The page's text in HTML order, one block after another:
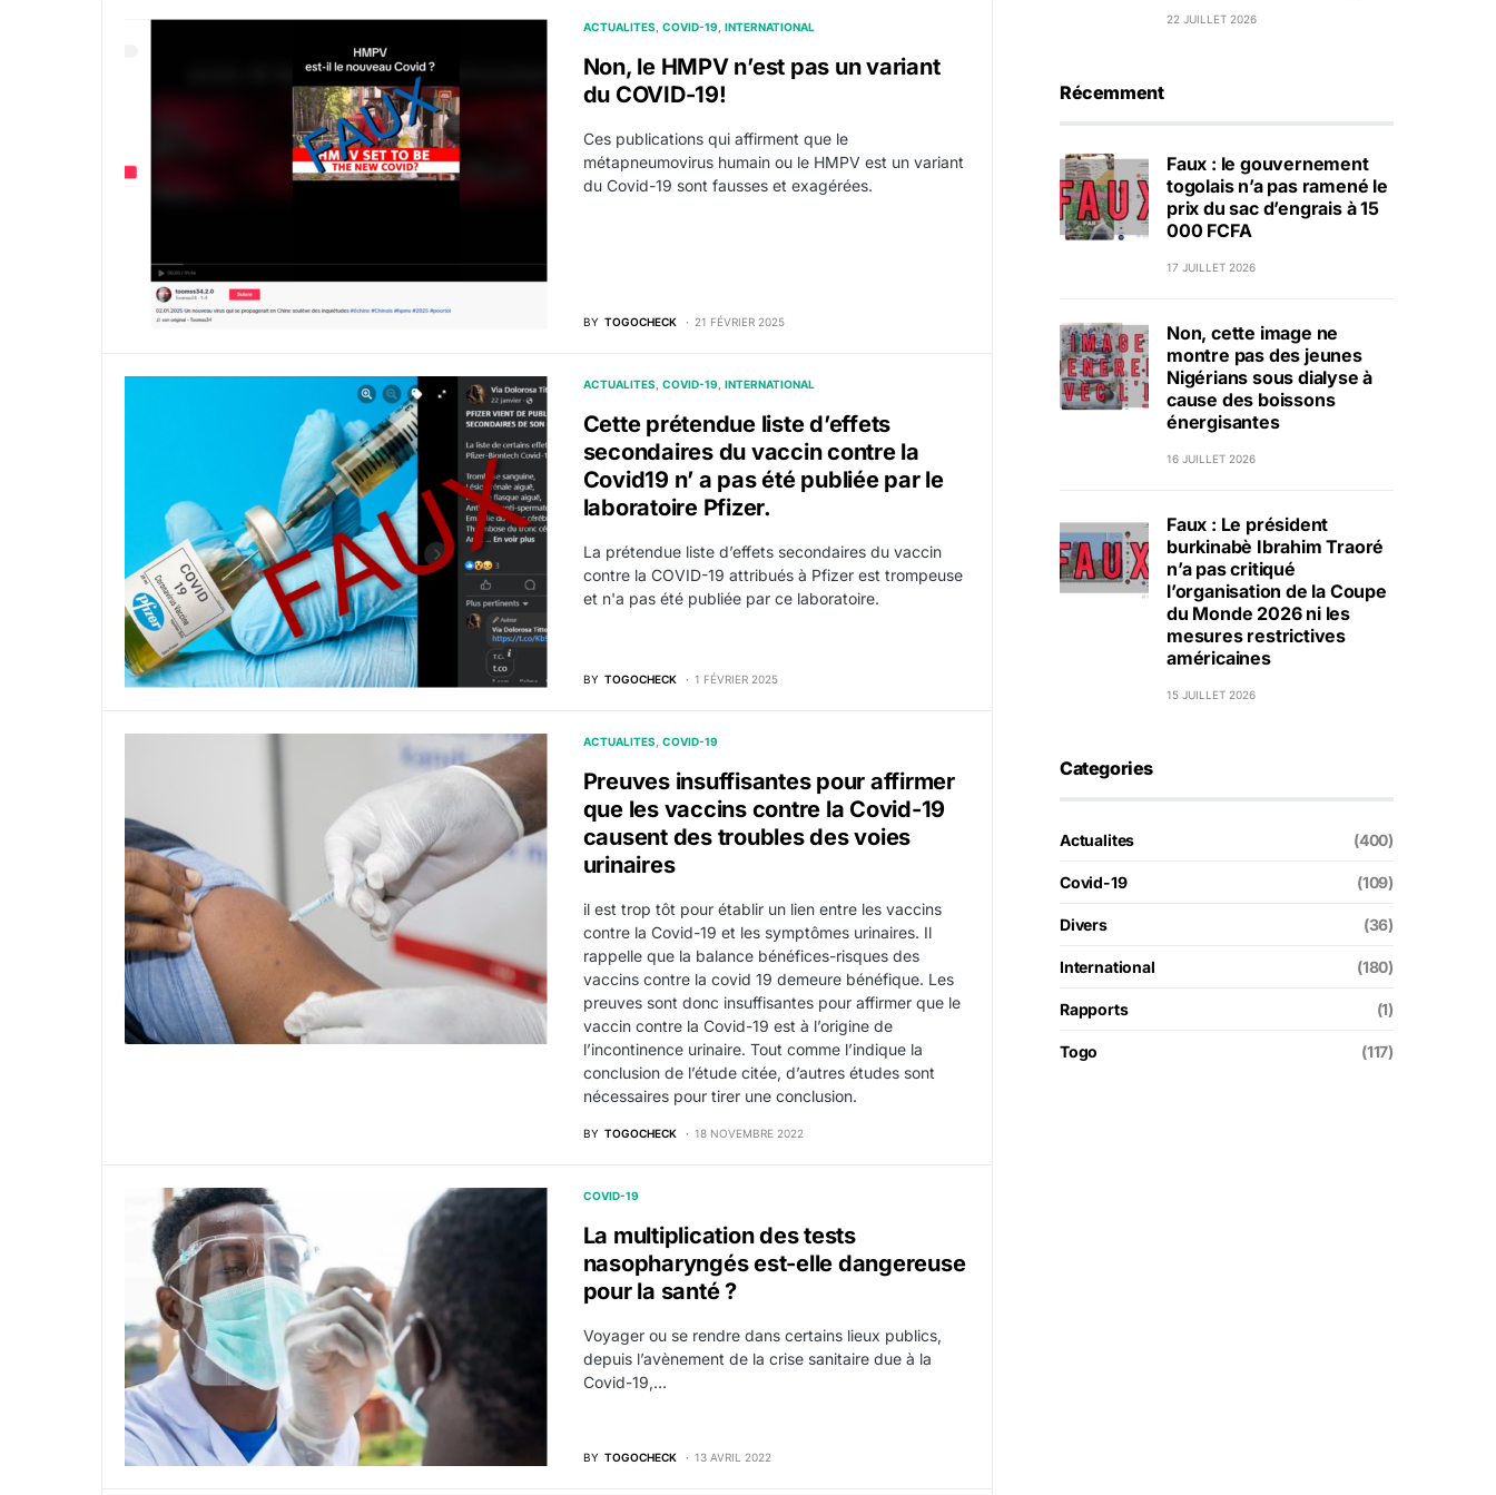
ACTUALITES COVID-19 INTERNATIONAL
Non, le HMPV n’est pas un variant
du COVID-19!
Ces publications qui affirment que le
métapneumovirus humain ou le HMPV est un variant
du Covid-19 sont fausses et exagérées.
BY TOGOCHECK 21 FÉVRIER 2025
ACTUALITES COVID-19 INTERNATIONAL
Cette prétendue liste d’effets
secondaires du vaccin contre la
Covid19 n’ a pas été publiée par le
laboratoire Pfizer.
La prétendue liste d’effets secondaires du vaccin
contre la COVID-19 attribués à Pfizer est trompeuse
et n'a pas été publiée par ce laboratoire.
BY TOGOCHECK 1 FÉVRIER 2025
ACTUALITES COVID-19
Preuves insuffisantes pour affirmer
que les vaccins contre la Covid-19
causent des troubles des voies
urinaires
il est trop tôt pour établir un lien entre les vaccins
contre la Covid-19 et les symptômes urinaires. Il
rappelle que la balance bénéfices-risques des
vaccins contre la covid 19 demeure bénéfique. Les
preuves sont donc insuffisantes pour affirmer que le
vaccin contre la Covid-19 est à l’origine de
l’incontinence urinaire. Tout comme l’indique la
conclusion de l’étude citée, d’autres études sont
nécessaires pour tirer une conclusion.
BY TOGOCHECK 18 NOVEMBRE 2022
COVID-19
La multiplication des tests
nasopharyngés est-elle dangereuse
pour la santé ?
Voyager ou se rendre dans certains lieux publics,
depuis l’avènement de la crise sanitaire due à la
Covid-19,…
BY TOGOCHECK 13 AVRIL 2022
22 JUILLET 2026
Récemment
Faux : le gouvernement
togolais n’a pas ramené le
prix du sac d’engrais à 15
000 FCFA
17 JUILLET 2026
Non, cette image ne
montre pas des jeunes
Nigérians sous dialyse à
cause des boissons
énergisantes
16 JUILLET 2026
Faux : Le président
burkinabè Ibrahim Traoré
n’a pas critiqué
l’organisation de la Coupe
du Monde 2026 ni les
mesures restrictives
américaines
15 JUILLET 2026
Categories
Actualites (400)
Covid-19 (109)
Divers (36)
International (180)
Rapports (1)
Togo (117)